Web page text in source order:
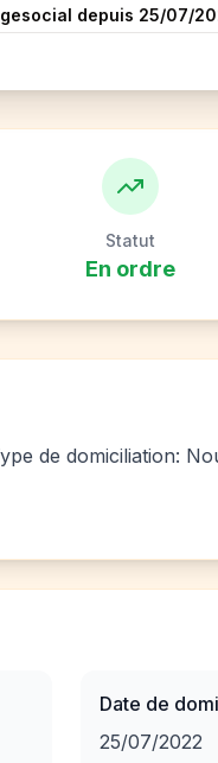
depuis 25/07/
Statut
En ordre
de domiciliation:
Date de
25/07/2022